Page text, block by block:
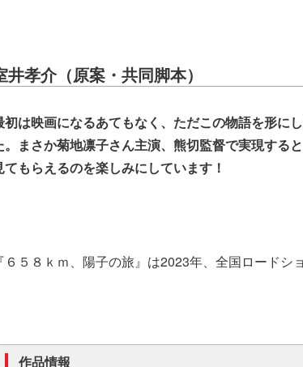
井孝介（原案・共同脚本）
初は映画になるあてもなく、ただこの物語を形に
。まさか菊地凛子さん主演、熊切監督で実現する
てもらえるのを楽しみにしています！
『６５８ｋｍ、陽子の旅』は2023年、全国ロードショ
作品情報